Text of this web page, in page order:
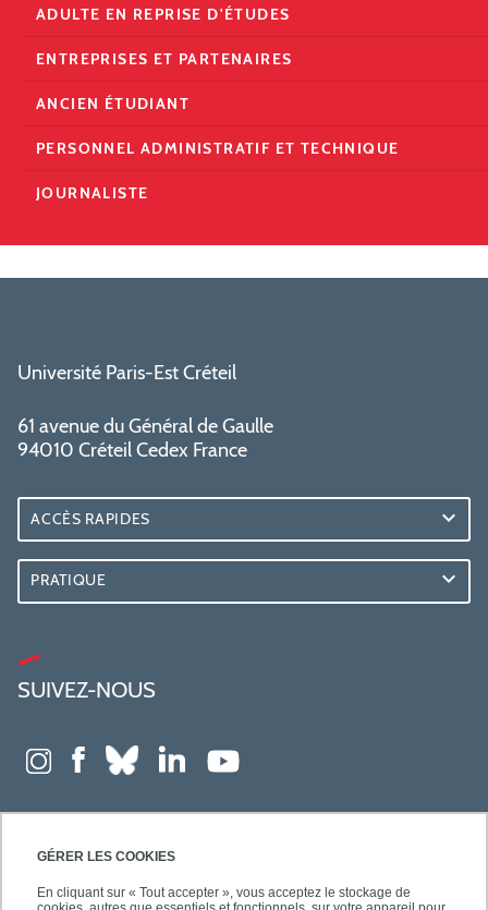
GÉRER LES COOKIES
En cliquant sur « Tout accepter », vous acceptez le stockage de
ADULTE EN REPRISE D'ÉTUDES
ENTREPRISES ET PARTENAIRES
ANCIEN ÉTUDIANT
PERSONNEL ADMINISTRATIF ET TECHNIQUE
JOURNALISTE
Université Paris-Est Créteil
61 avenue du Général de Gaulle
94010 Créteil Cedex France
ACCÈS RAPIDES
PRATIQUE
SUIVEZ-NOUS